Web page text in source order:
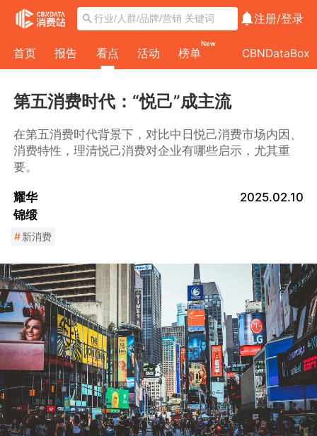
注册/登录
首页 报告 看点 活动 榜单
New
CBNDataBox
第五消费时代：“悦己”成主流
在第五消费时代背景下，对比中日悦己消费市场内因、
消费特性，理清悦己消费对企业有哪些启示，尤其重
要。
耀华
锦缎
2025.02.10
#新消费